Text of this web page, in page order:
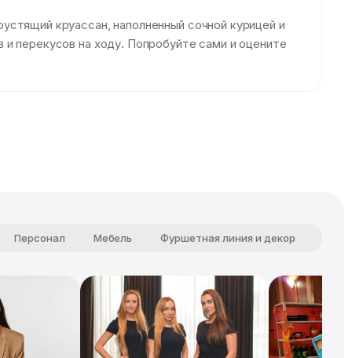
круассан, наполненный сочной курицей и
перекусов на ходу. Попробуйте сами и оцените
Персонал Мебель Фуршетная линия и декор